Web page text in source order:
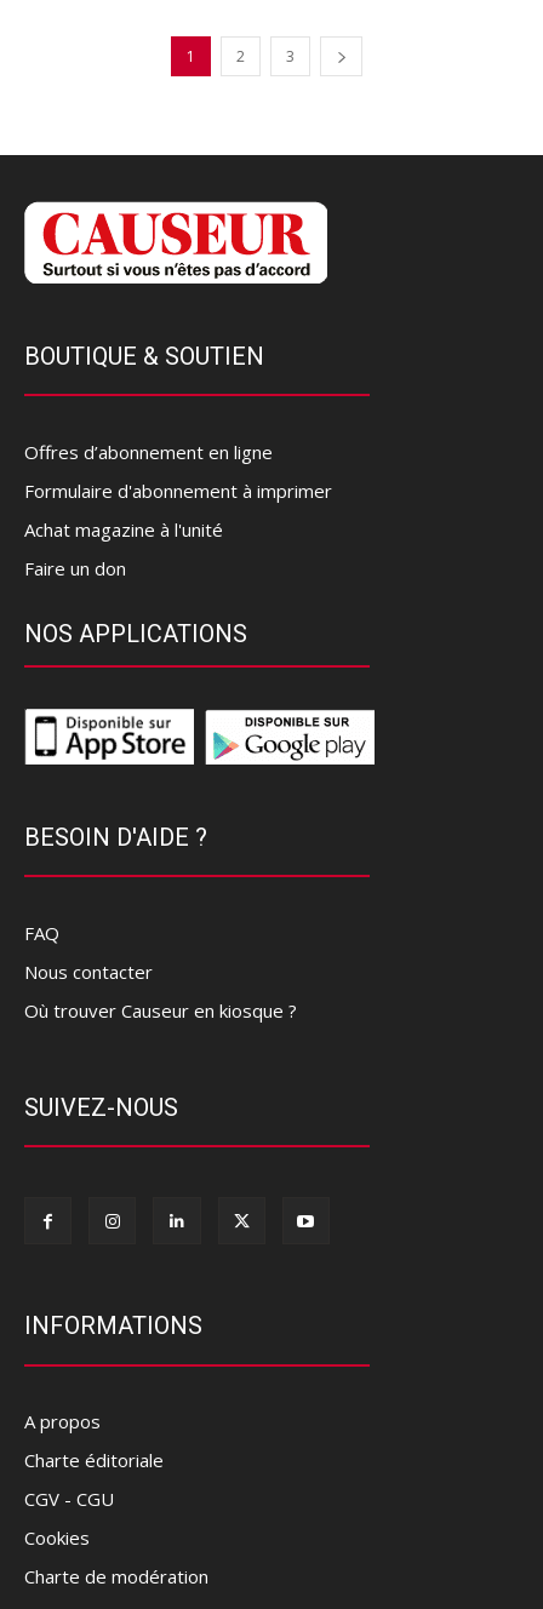
1 2 3
BOUTIQUE & SOUTIEN
Offres d’abonnement en ligne
Formulaire d'abonnement à imprimer
Achat magazine à l'unité
Faire un don
NOS APPLICATIONS
BESOIN D'AIDE ?
FAQ
Nous contacter
Où trouver Causeur en kiosque ?
SUIVEZ-NOUS
INFORMATIONS
A propos
Charte éditoriale
CGV - CGU
Cookies
Charte de modération